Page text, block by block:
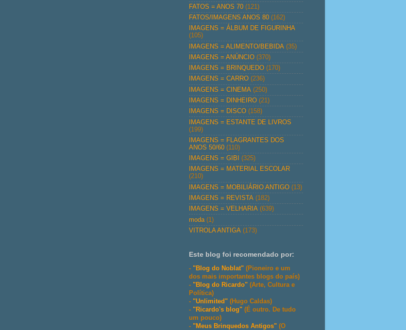
FATOS = ANOS 70 (121)
FATOS/IMAGENS ANOS 80 (162)
IMAGENS = ÁLBUM DE FIGURINHA
(105)
IMAGENS = ALIMENTO/BEBIDA (35)
IMAGENS = ANÚNCIO (370)
IMAGENS = BRINQUEDO (170)
IMAGENS = CARRO (236)
IMAGENS = CINEMA (250)
IMAGENS = DINHEIRO (21)
IMAGENS = DISCO (158)
IMAGENS = ESTANTE DE LIVROS
(199)
IMAGENS = FLAGRANTES DOS
ANOS 50/60 (110)
IMAGENS = GIBI
(325)
IMAGENS = MATERIAL ESCOLAR
(210)
IMAGENS = MOBILIÁRIO ANTIGO (13)
IMAGENS = REVISTA (182)
IMAGENS = VELHARIA (639)
moda (1)
VITROLA ANTIGA (173)
Este blog foi recomendado por:
- "Blog do Noblat" (Pioneiro e um
dos mais importantes blogs do país)
- "Blog do Ricardo" (Arte, Cultura e
Política)
- "Unlimited" (Hugo Caldas)
- "Ricardo's blog" (É outro. De tudo
um pouco)
- "Meus Brinquedos Antigos" (O